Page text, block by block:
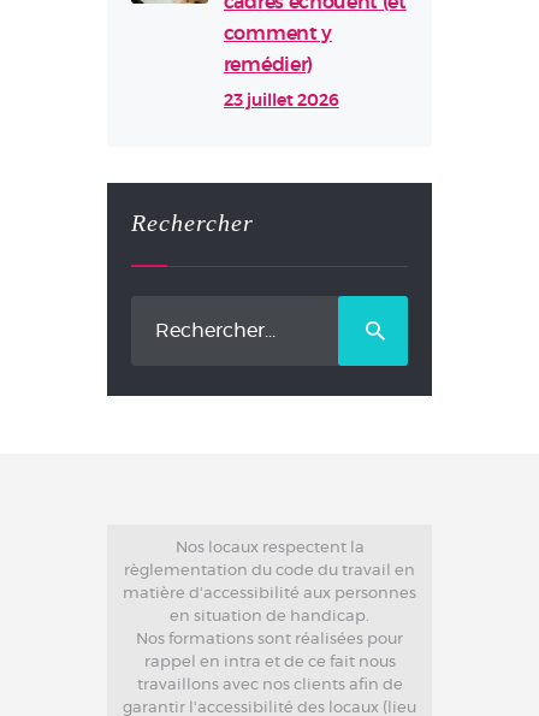
comment y
remédier)
23 juillet 2026
Rechercher
Nos locaux respectent la
règlementation du code du travail en
matière d'accessibilité aux personnes
en situation de handicap.
Nos formations sont réalisées pour
rappel en intra et de ce fait nous
travaillons avec nos clients afin de
garantir l'accessibilité des locaux (lieu